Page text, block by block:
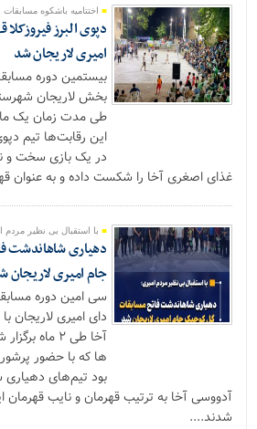
اختتامیه باشکوه مسابقات
دپوی البرز
امیری لاریجان شد
بیستمین دوره
طی مدت زمان یک
این رقابت‌ها تیم
در یک بازی سخت و
غذای اصغری آخا را شکست داده و به عنوان
با استقبال بی نظیر مردم
دهیاری شاهاندشت
جام امیری لاریجان
سی امین دوره
آخا طی ۲ ماه
ها که با حضور
بود تیم‌های
آدووسی آخا به ترتیب قهرمان و نایب قهرمان
شدند....